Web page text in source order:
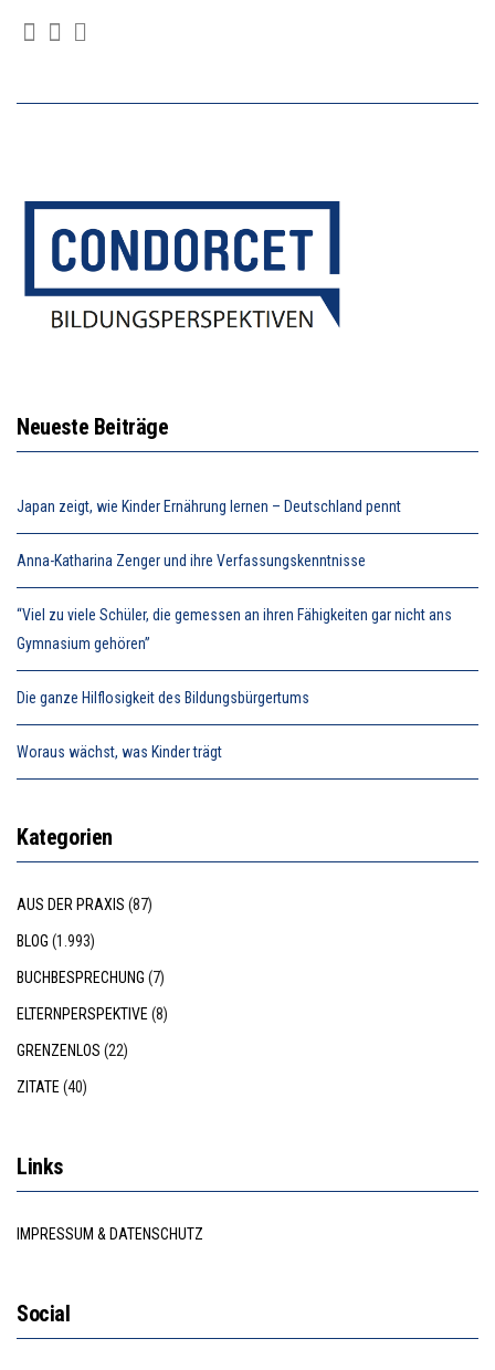
Neueste Beiträge
Japan zeigt, wie Kinder Ernährung lernen – Deutschland pennt
Anna-Katharina Zenger und ihre Verfassungskenntnisse
“Viel zu viele Schüler, die gemessen an ihren Fähigkeiten gar nicht ans
Gymnasium gehören”
Die ganze Hilflosigkeit des Bildungsbürgertums
Woraus wächst, was Kinder trägt
Kategorien
AUS DER PRAXIS (87)
BLOG (1.993)
BUCHBESPRECHUNG (7)
ELTERNPERSPEKTIVE (8)
GRENZENLOS (22)
ZITATE (40)
Links
IMPRESSUM & DATENSCHUTZ
Social